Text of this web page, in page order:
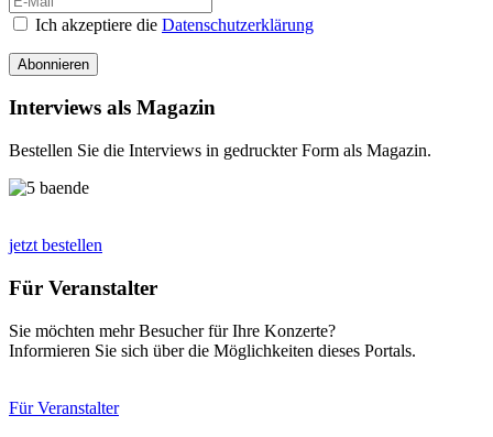
Ich akzeptiere die Datenschutzerklärung
Abonnieren
Interviews als Magazin
Bestellen Sie die Interviews in gedruckter Form als Magazin.
jetzt bestellen
Für Veranstalter
Sie möchten mehr Besucher für Ihre Konzerte?
Informieren Sie sich über die Möglichkeiten dieses Portals.
Für Veranstalter